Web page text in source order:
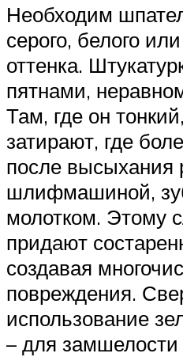
Необходим
серого, белого
оттенка.
пятнами,
Там, где он
затирают, где
после высыхания
шлифмашиной,
молотком. Этому
придают
создавая
повреждения.
использование
– для замшелости